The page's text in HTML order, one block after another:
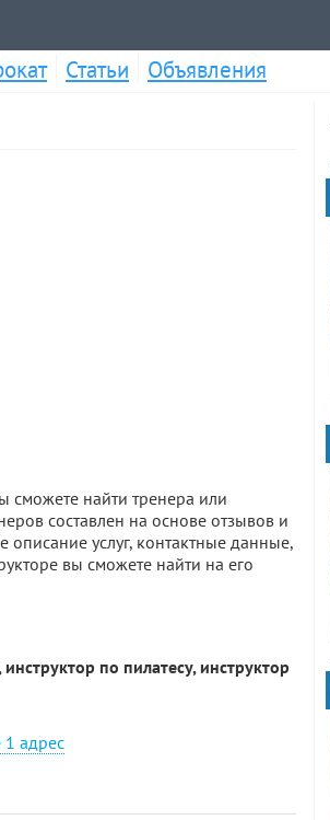
Статьи
Объявления
найти тренера или
составлен на основе отзывов и
услуг, контактные данные,
вы сможете найти на его
по пилатесу, инструктор
1 адрес